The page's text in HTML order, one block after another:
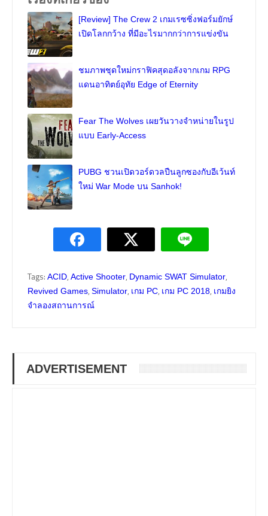
[Review] The Crew 2 เกมเรซซิ่งฟอร์มยักษ์
เปิดโลกกว้าง ที่มีอะไรมากกว่าการแข่งขัน
ชมภาพชุดใหม่กราฟิคสุดอลังจากเกม RPG
แดนอาทิตย์อุทัย Edge of Eternity
Fear The Wolves เผยวันวางจำหน่ายในรูป
แบบ Early-Access
PUBG ชวนเปิดวอร์ดวลปืนลูกซองกับอีเว้นท์
ใหม่ War Mode บน Sanhok!
Tags: ACID, Active Shooter, Dynamic SWAT Simulator,
Revived Games, Simulator, เกม PC, เกม PC 2018, เกมยิง
จำลองสถานการณ์
ADVERTISEMENT